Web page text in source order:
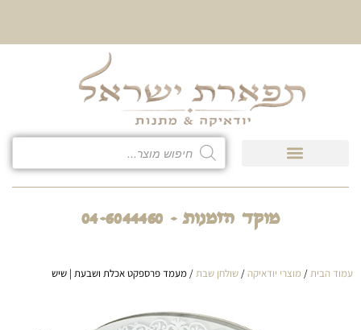
מוקד הזמנות - 04-6044460
עמוד הבית/ מוצרי יודאיקה/ שולחן שבת/ מעמד פרספקט אכלת ושבעת | שיש